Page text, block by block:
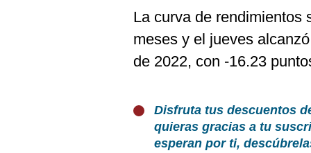
La curva de rendimientos
meses y el jueves
de 2022, con -16.23
Disfruta tus descuentos
quieras gracias a tu
esperan por ti,